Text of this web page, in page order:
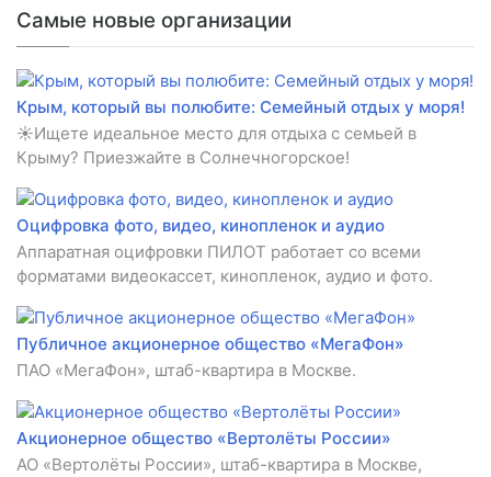
Самые новые организации
Крым, который вы полюбите: Семейный отдых у моря!
☀️Ищете идеальное место для отдыха с семьей в
Крыму? Приезжайте в Солнечногорское!
Оцифровка фото, видео, кинопленок и аудио
Аппаратная оцифровки ПИЛОТ работает со всеми
форматами видеокассет, кинопленок, аудио и фото.
Публичное акционерное общество «МегаФон»
ПАО «МегаФон», штаб-квартира в Москве.
Акционерное общество «Вертолёты России»
АО «Вертолёты России», штаб-квартира в Москве,